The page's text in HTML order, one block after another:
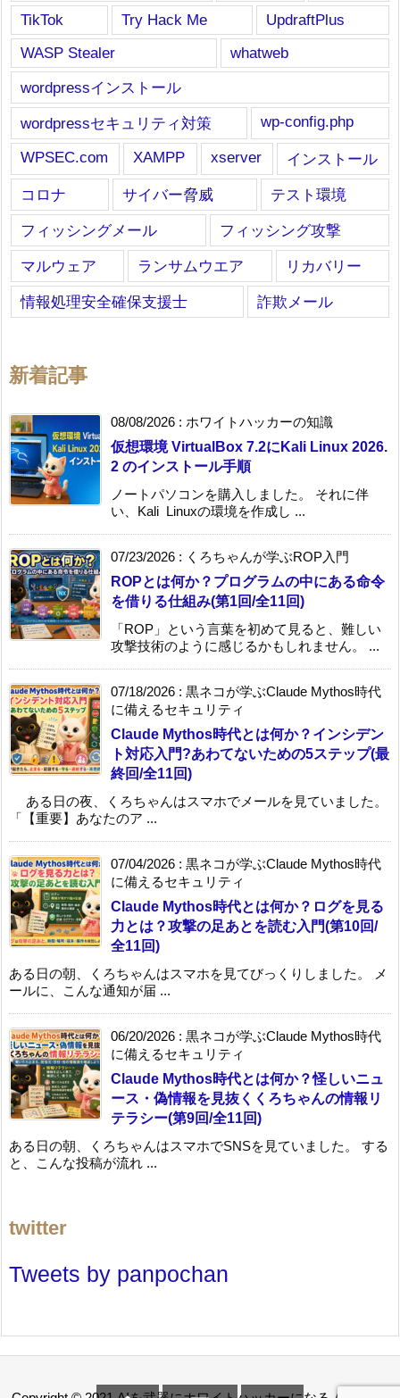
TikTok
Try Hack Me
UpdraftPlus
WASP Stealer
whatweb
wordpressインストール
wordpressセキュリティ対策
wp-config.php
WPSEC.com
XAMPP xserver
インストール
コロナ
サイバー脅威
テスト環境
フィッシングメール
フィッシング攻撃
マルウェア
ランサムウエア
リカバリー
情報処理安全確保支援士
詐欺メール
新着記事
08/08/2026 : ホワイトハッカーの知識
仮想環境 VirtualBox 7.2にKali Linux 2026.
2 のインストール手順
ノートパソコンを購入しました。 それに伴
い、Kali Linuxの環境を作成し ...
07/23/2026 : くろちゃんが学ぶROP入門
ROPとは何か？プログラムの中にある命令
を借りる仕組み(第1回/全11回)
「ROP」という言葉を初めて見ると、難しい
攻撃技術のように感じるかもしれません。 ...
07/18/2026 : 黒ネコが学ぶClaude Mythos時代
に備えるセキュリティ
Claude Mythos時代とは何か？インシデン
ト対応入門?あわてないための5ステップ(最
終回/全11回)
ある日の夜、くろちゃんはスマホでメールを見ていました。
「【重要】あなたのア ...
07/04/2026 : 黒ネコが学ぶClaude Mythos時代
に備えるセキュリティ
Claude Mythos時代とは何か？ログを見る
力とは？攻撃の足あとを読む入門(第10回/
全11回)
ある日の朝、くろちゃんはスマホを見てびっくりしました。 メ
ールに、こんな通知が届 ...
06/20/2026 : 黒ネコが学ぶClaude Mythos時代
に備えるセキュリティ
Claude Mythos時代とは何か？怪しいニュ
ース・偽情報を見抜くくろちゃんの情報リ
テラシー(第9回/全11回)
ある日の朝、くろちゃんはスマホでSNSを見ていました。 する
と、こんな投稿が流れ ...
twitter
Tweets by panpochan